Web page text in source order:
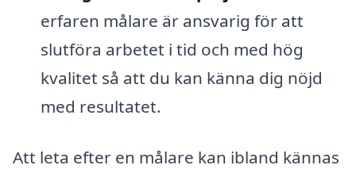
erfaren målare är ansvarig för att
slutföra arbetet i tid och med hög
kvalitet så att du kan känna dig nöjd
med resultatet.
Att leta efter en målare kan ibland kännas